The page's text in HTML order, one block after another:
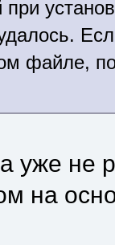
файле,
уже не
на